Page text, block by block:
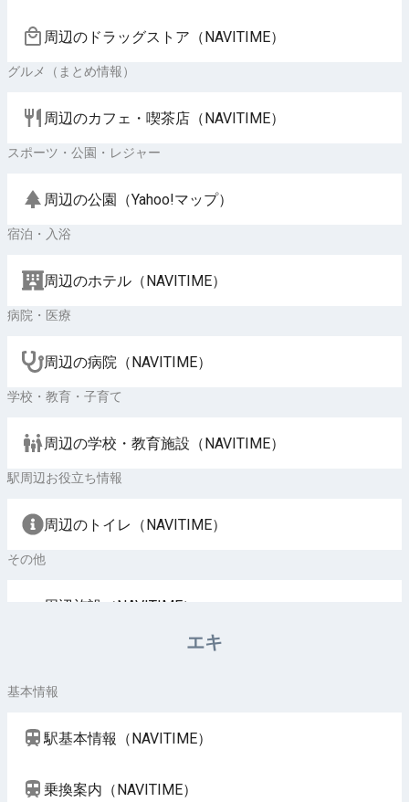
周辺のドラッグストア（NAVITIME）
グルメ（まとめ情報）
周辺のカフェ・喫茶店（NAVITIME）
スポーツ・公園・レジャー
周辺の公園（Yahoo!マップ）
宿泊・入浴
周辺のホテル（NAVITIME）
病院・医療
周辺の病院（NAVITIME）
学校・教育・子育て
周辺の学校・教育施設（NAVITIME）
駅周辺お役立ち情報
周辺のトイレ（NAVITIME）
その他
周辺施設（NAVITIME）
エキ
基本情報
駅基本情報（NAVITIME）
乗換案内（NAVITIME）